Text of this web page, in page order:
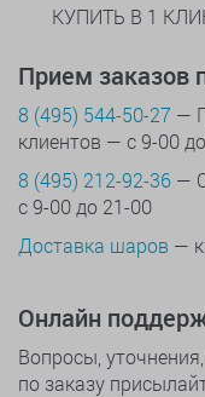
КУПИТЬ В 1
Прием заказов
8 (495) 544-50-27 —
клиентов — с 9-00
8 (495) 212-92-36 —
с 9-00 до 21-00
Доставка шаров —
Онлайн
Вопросы,
по заказу